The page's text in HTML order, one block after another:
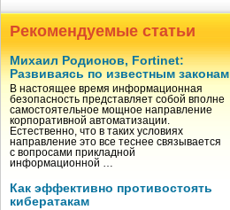
Рекомендуемые статьи
Михаил Родионов, Fortinet:
Развиваясь по известным законам
В настоящее время информационная
безопасность представляет собой вполне
самостоятельное мощное направление
корпоративной автоматизации.
Естественно, что в таких условиях
направление это все теснее связывается
с вопросами прикладной
информационной …
Как эффективно противостоять
кибератакам